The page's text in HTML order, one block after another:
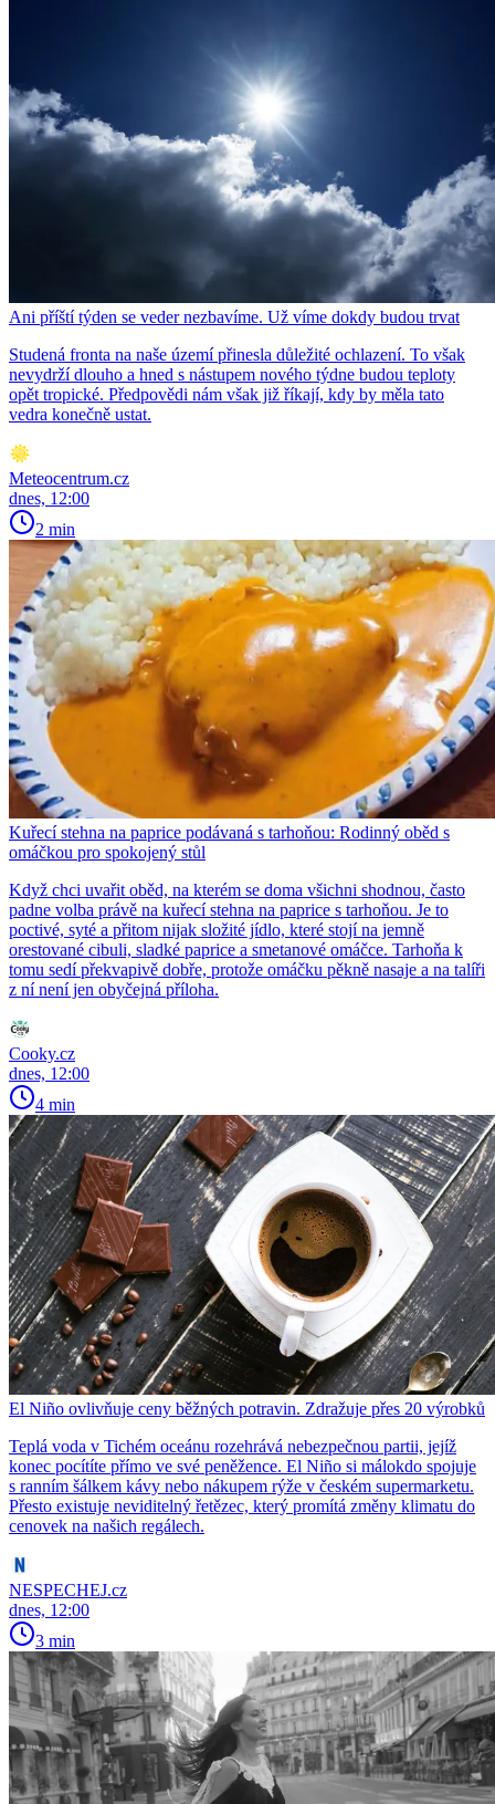
Ani příští týden se veder nezbavíme. Už víme dokdy budou trvat
Studená fronta na naše území přinesla důležité ochlazení. To však
nevydrží dlouho a hned s nástupem nového týdne budou teploty
opět tropické. Předpovědi nám však již říkají, kdy by měla tato
vedra konečně ustat.
Meteocentrum.cz
dnes, 12:00
2 min
Kuřecí stehna na paprice podávaná s tarhoňou: Rodinný oběd s
omáčkou pro spokojený stůl
Když chci uvařit oběd, na kterém se doma všichni shodnou, často
padne volba právě na kuřecí stehna na paprice s tarhoňou. Je to
poctivé, syté a přitom nijak složité jídlo, které stojí na jemně
orestované cibuli, sladké paprice a smetanové omáčce. Tarhoňa k
tomu sedí překvapivě dobře, protože omáčku pěkně nasaje a na talíři
z ní není jen obyčejná příloha.
Cooky.cz
dnes, 12:00
4 min
El Niño ovlivňuje ceny běžných potravin. Zdražuje přes 20 výrobků
Teplá voda v Tichém oceánu rozehrává nebezpečnou partii, jejíž
konec pocítíte přímo ve své peněžence. El Niño si málokdo spojuje
s ranním šálkem kávy nebo nákupem rýže v českém supermarketu.
Přesto existuje neviditelný řetězec, který promítá změny klimatu do
cenovek na našich regálech.
NESPECHEJ.cz
dnes, 12:00
3 min